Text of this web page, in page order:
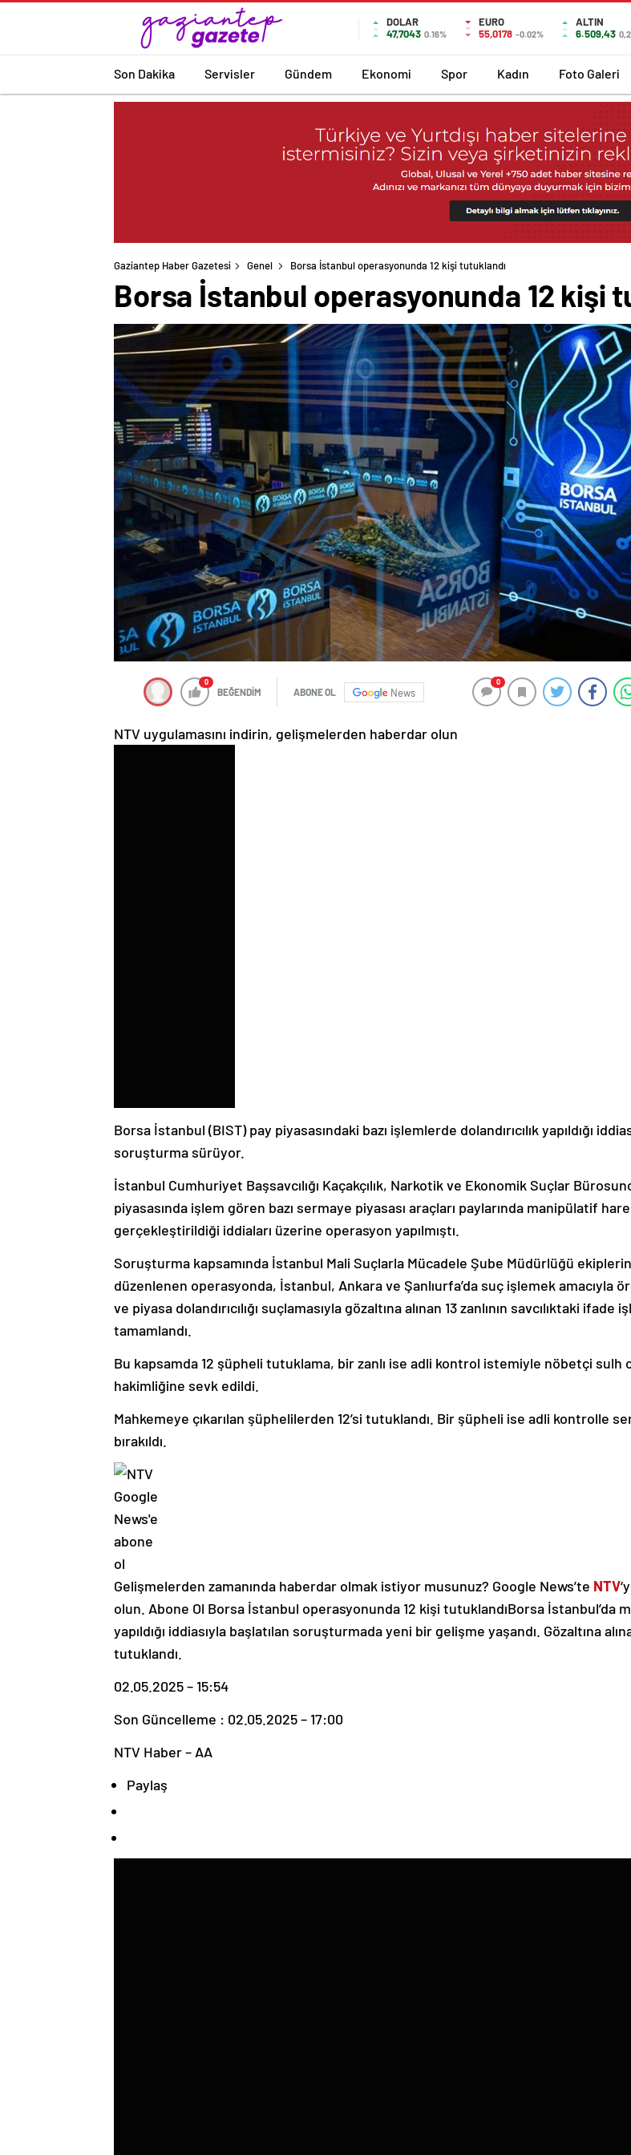
DOLAR
47,7043 0.16%
EURO
55,0178 -0.02%
ALTIN
6.509,43
Son Dakika Servisler Gündem Ekonomi Spor Kadın Foto Galeri
Gaziantep Haber Gazetesi Genel Borsa İstanbul operasyonunda 12 kişi tutuklandı
Borsa İstanbul operasyonunda 12 kişi
0
BEĞENDİM ABONE OL News
0
NTV uygulamasını indirin, gelişmelerden haberdar olun
Borsa İstanbul (BIST) pay piyasasındaki bazı işlemlerde dolandırıcılık yapıldığı
soruşturma sürüyor.
İstanbul Cumhuriyet Başsavcılığı Kaçakçılık, Narkotik ve Ekonomik Suçlar
piyasasında işlem gören bazı sermaye piyasası araçları paylarında manipülatif
gerçekleştirildiği iddiaları üzerine operasyon yapılmıştı.
Soruşturma kapsamında İstanbul Mali Suçlarla Mücadele Şube Müdürlüğü
düzenlenen operasyonda, İstanbul, Ankara ve Şanlıurfa’da suç işlemek amacıyla
ve piyasa dolandırıcılığı suçlamasıyla gözaltına alınan 13 zanlının savcılıktaki ifade
tamamlandı.
Bu kapsamda 12 şüpheli tutuklama, bir zanlı ise adli kontrol istemiyle nöbetçi sulh
hakimliğine sevk edildi.
Mahkemeye çıkarılan şüphelilerden 12’si tutuklandı. Bir şüpheli ise adli kontrolle
bırakıldı.
Gelişmelerden zamanında haberdar olmak istiyor musunuz? Google News’te NTV
olun. Abone Ol Borsa İstanbul operasyonunda 12 kişi tutuklandıBorsa İstanbul’da
yapıldığı iddiasıyla başlatılan soruşturmada yeni bir gelişme yaşandı. Gözaltına
tutuklandı.
02.05.2025 – 15:54
Son Güncelleme : 02.05.2025 – 17:00
NTV Haber – AA
Paylaş